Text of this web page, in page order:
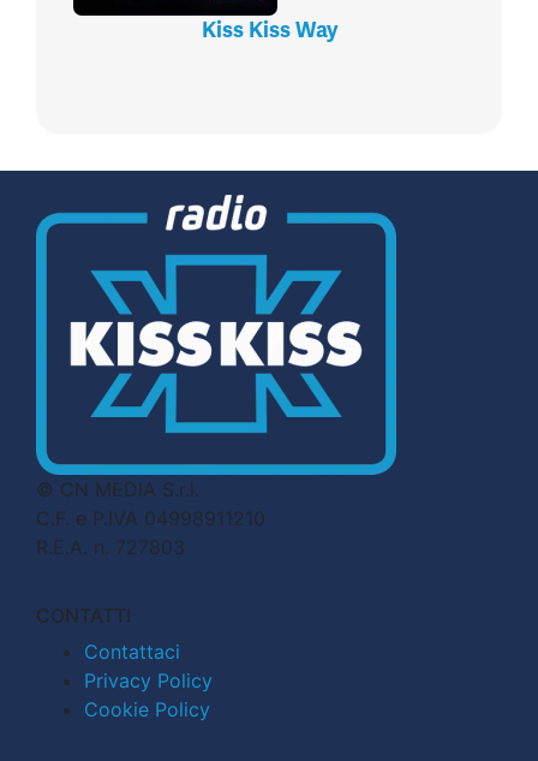
Kiss Kiss Way
© CN MEDIA S.r.l.
C.F. e P.IVA 04998911210
R.E.A. n. 727803
CONTATTI
Contattaci
Privacy Policy
Cookie Policy